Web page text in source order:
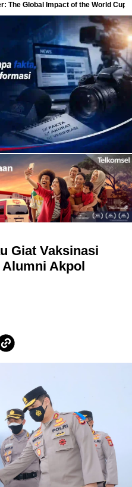
The Global Impact of the World Cup
Giat Vaksinasi
Alumni Akpol